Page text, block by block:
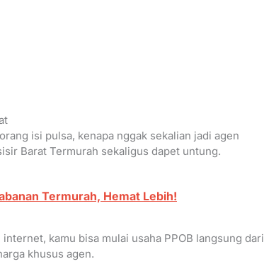
isi pulsa, kenapa nggak sekalian jadi agen
Barat Termurah sekaligus dapet untung.
Termurah, Hemat Lebih!
kamu bisa mulai usaha PPOB langsung dari
khusus agen.